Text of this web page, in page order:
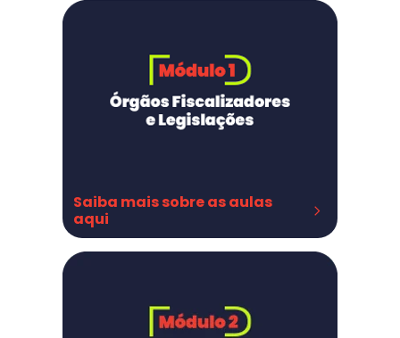
Saiba mais sobre as aulas
aqui